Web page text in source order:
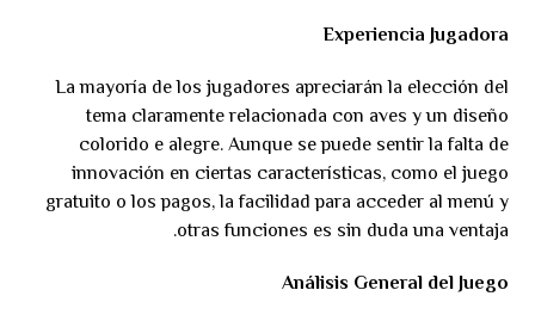
Experiencia Jugadora
La mayoría de los jugadores apreciarán la elección del
tema claramente relacionada con aves y un diseño
colorido e alegre. Aunque se puede sentir la falta de
innovación en ciertas características, como el juego
gratuito o los pagos, la facilidad para acceder al menú y
otras funciones es sin duda una ventaja.
Análisis General del Juego